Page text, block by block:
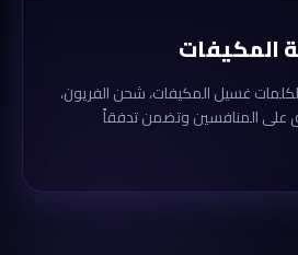
المكيفات
غسيل المكيفات، شحن الفريون،
على المنافسين وتضمن تدفقاً